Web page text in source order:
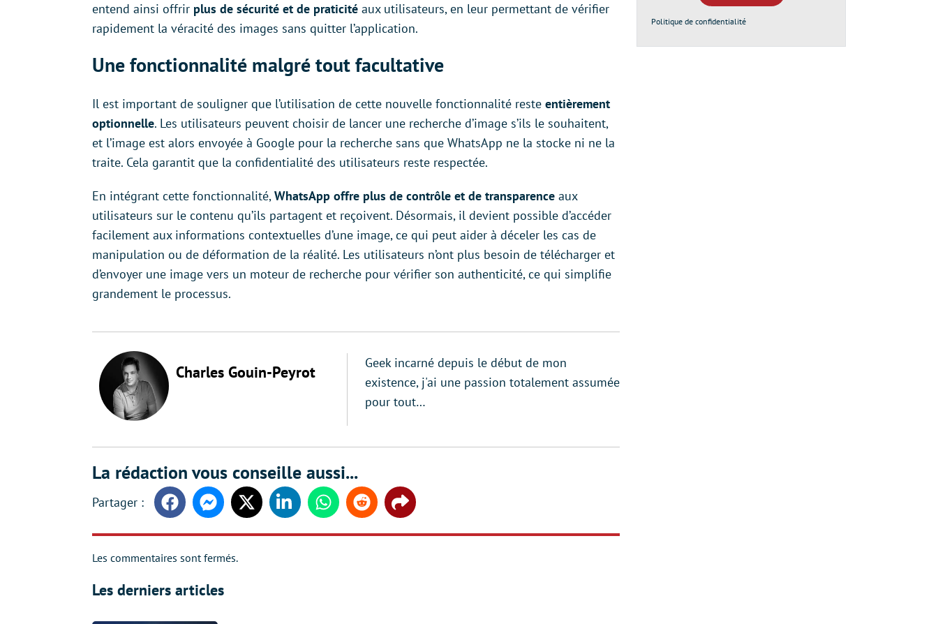
entend ainsi offrir plus de sécurité et de praticité aux utilisateurs, en leur permettant de vérifier
rapidement la véracité des images sans quitter l’application.
Une fonctionnalité malgré tout facultative
Il est important de souligner que l’utilisation de cette nouvelle fonctionnalité reste entièrement
optionnelle. Les utilisateurs peuvent choisir de lancer une recherche d’image s’ils le souhaitent,
et l’image est alors envoyée à Google pour la recherche sans que WhatsApp ne la stocke ni ne la
traite. Cela garantit que la confidentialité des utilisateurs reste respectée.
En intégrant cette fonctionnalité,WhatsApp offre plus de contrôle et de transparence aux
utilisateurs sur le contenu qu’ils partagent et reçoivent. Désormais, il devient possible d’accéder
facilement aux informations contextuelles d’une image, ce qui peut aider à déceler les cas de
manipulation ou de déformation de la réalité. Les utilisateurs n’ont plus besoin de télécharger et
d’envoyer une image vers un moteur de recherche pour vérifier son authenticité, ce qui simplifie
grandement le processus.
Charles Gouin-Peyrot
Geek incarné depuis le début de mon
existence, j'ai une passion totalement assumée
pour tout…
La rédaction vous conseille aussi...
FacebookMessengerTwitter LinkedinWhatsappReddit Share
Les commentaires sont fermés.
Les derniers articles
Politique de confidentialité